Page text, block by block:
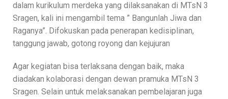
dalam kurikulum merdeka yang dilaksanakan di MTsN 3
Sragen, kali ini mengambil tema ” Bangunlah Jiwa dan
Raganya”. Difokuskan pada penerapan kedisiplinan,
tanggung jawab, gotong royong dan kejujuran
Agar kegiatan bisa terlaksana dengan baik, maka
diadakan kolaborasi dengan dewan pramuka MTsN 3
Sragen. Selain untuk melaksanakan pembelajaran juga